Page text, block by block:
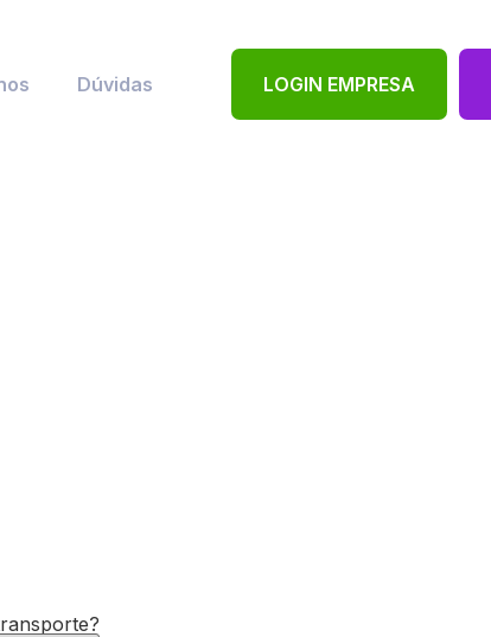
Dúvidas LOGIN EMPRESA